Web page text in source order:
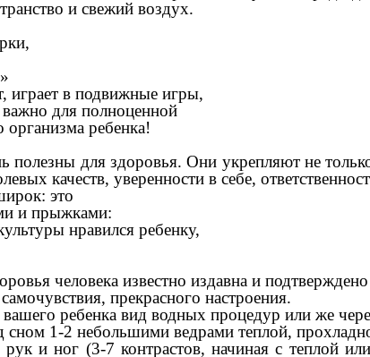
и свежий воздух.
играет в подвижные игры,
важно для полноценной
организма ребенка!
полезны для здоровья. Они укрепляют не
качеств, уверенности в себе,
это
и прыжками:
нравился ребенку,
человека известно издавна и
прекрасного настроения.
ребенка вид водных процедур или же
сном 1-2 небольшими ведрами теплой,
и ног (3-7 контрастов, начиная с теплой